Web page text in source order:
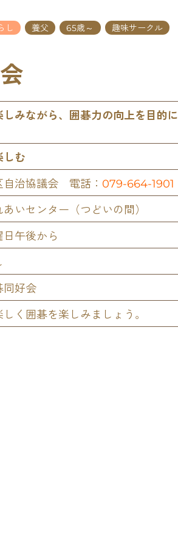
し 養父 65歳～ 趣味サークル
しみながら、囲碁力の向上を目的
しむ
自治協議会 電話： 079-664-1901
いセンター（つどいの間）
午後から
同好会
く囲碁を楽しみましょう。